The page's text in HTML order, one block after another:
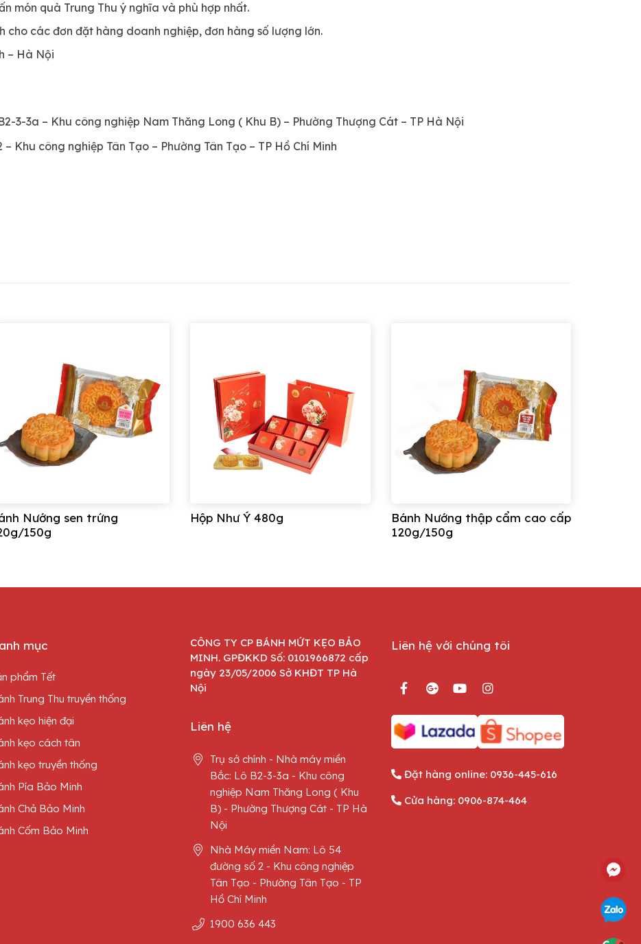
món quà Trung Thu ý nghĩa và phù hợp nhất.
các đơn đặt hàng doanh nghiệp, đơn hàng số lượng lớn.
– Hà Nội
3-3a – Khu công nghiệp Nam Thăng Long ( Khu B) – Phường Thượng Cát – TP Hà Nội
Khu công nghiệp Tân Tạo – Phường Tân Tạo – TP Hồ Chí Minh
Nướng sen trứng
150g
Hộp Như Ý 480g
Bánh Nướng thập cẩm cao cấp
120g/150g
mục
phẩm Tết
Trung Thu truyền thống
kẹo hiện đại
kẹo cách tân
kẹo truyền thống
Pía Bảo Minh
Chả Bảo Minh
Cốm Bảo Minh
CÔNG TY CP BÁNH MỨT KẸO BẢO
MINH. GPĐKKD Số: 0101966872 cấp
ngày 23/05/2006 Sở KHĐT TP Hà
Nội
Liên hệ
Trụ sở chính - Nhà máy miền
Bắc: Lô B2-3-3a - Khu công
nghiệp Nam Thăng Long ( Khu
B) - Phường Thượng Cát - TP Hà
Nội
Nhà Máy miền Nam: Lô 54
đường số 2 - Khu công nghiệp
Tân Tạo - Phường Tân Tạo - TP
Hồ Chí Minh
1900 636 443
Liên hệ với chúng tôi
Đặt hàng online: 0936-445-616
Cửa hàng: 0906-874-464